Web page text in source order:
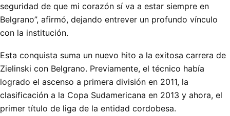
seguridad de que mi corazón sí va a estar siempre en
Belgrano”, afirmó, dejando entrever un profundo vínculo
con la institución.
Esta conquista suma un nuevo hito a la exitosa carrera de
Zielinski con Belgrano. Previamente, el técnico había
logrado el ascenso a primera división en 2011, la
clasificación a la Copa Sudamericana en 2013 y ahora, el
primer título de liga de la entidad cordobesa.